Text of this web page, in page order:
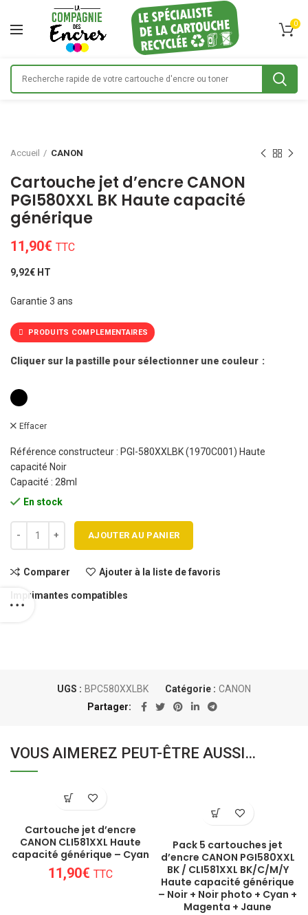
0
Accueil CANON
Cartouche jet d’encre CANON
PGI580XXL BK Haute capacité
générique
11,90€ TTC
9,92€ HT
Garantie 3 ans
PRODUITS COMPLEMENTAIRES
Cliquer sur la pastille pour sélectionner une couleur
Effacer
Référence constructeur : PGI-580XXLBK (1970C001) Haute
capacité Noir
Capacité : 28ml
En stock
AJOUTER AU PANIER
Comparer Ajouter à la liste de favoris
Imprimantes compatibles
UGS : BPC580XXLBK Catégorie : CANON
Partager
VOUS AIMEREZ PEUT-ÊTRE AUSSI…
Cartouche jet d’encre
CANON CLI581XXL Haute
capacité générique – Cyan
11,90€ TTC
Pack 5 cartouches jet
d’encre CANON PGI580XXL
BK / CLI581XXL BK/C/M/Y
Haute capacité générique
– Noir + Noir photo + Cyan +
Magenta + Jaune